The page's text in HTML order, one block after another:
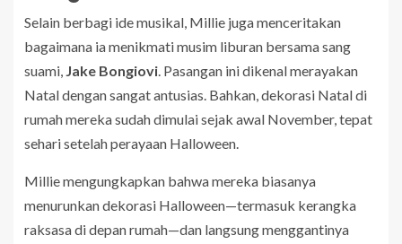
Selain berbagi ide musikal, Millie juga menceritakan
bagaimana ia menikmati musim liburan bersama sang
suami, Jake Bongiovi. Pasangan ini dikenal merayakan
Natal dengan sangat antusias. Bahkan, dekorasi Natal di
rumah mereka sudah dimulai sejak awal November, tepat
sehari setelah perayaan Halloween.
Millie mengungkapkan bahwa mereka biasanya
menurunkan dekorasi Halloween—termasuk kerangka
raksasa di depan rumah—dan langsung menggantinya